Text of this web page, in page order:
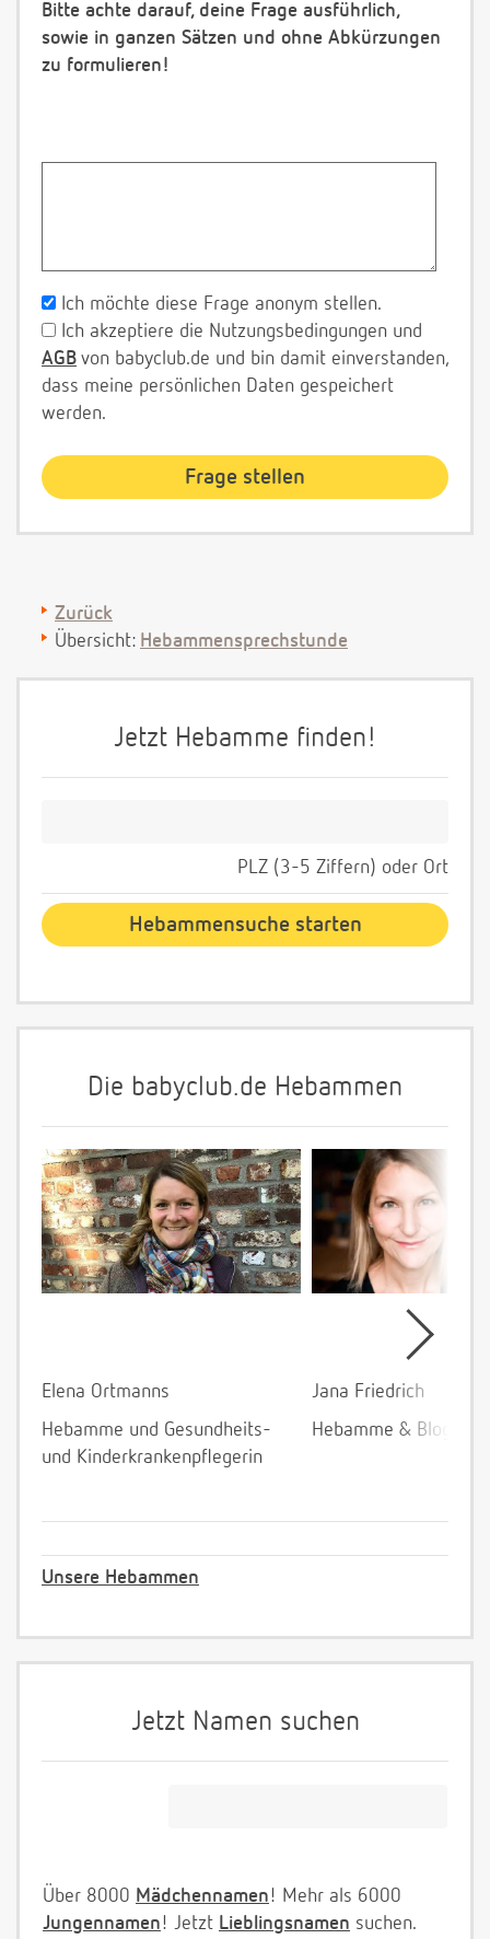
Bitte achte darauf, deine Frage ausführlich,
sowie in ganzen Sätzen und ohne Abkürzungen
zu formulieren!
Ich möchte diese Frage anonym stellen.
Ich akzeptiere die Nutzungsbedingungen und
AGB von babyclub.de und bin damit einverstanden,
dass meine persönlichen Daten gespeichert
werden.
Zurück
Übersicht: Hebammensprechstunde
Jetzt Hebamme finden!
PLZ (3-5 Ziffern) oder Ort
Die babyclub.de Hebammen
Elena Ortmanns
Hebamme und Gesundheits-
und Kinderkrankenpflegerin
Jana Friedrich
Hebamme &
Unsere Hebammen
Jetzt Namen suchen
Über 8000 Mädchennamen! Mehr als 6000
Jungennamen! Jetzt Lieblingsnamen suchen.